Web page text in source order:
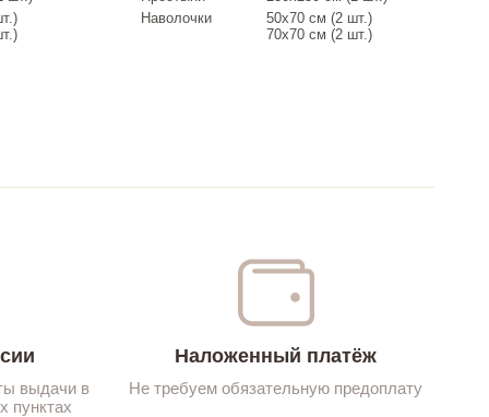
Наволочки
50х70 см (2 шт.)
70х70 см (2 шт.)
выдачи в
пунктах
Наложенный платёж
Не требуем обязательную предоплату